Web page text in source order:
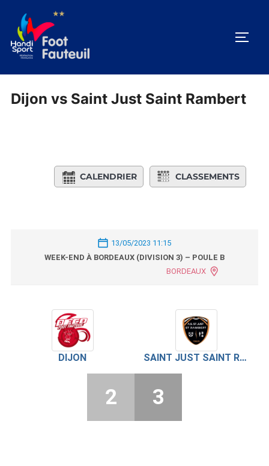
contenu
Dijon vs Saint Just Saint Rambert
CALENDRIER CLASSEMENTS
13/05/2023 11:15
WEEK-END À BORDEAUX (DIVISION 3) – POULE B
BORDEAUX
DIJON SAINT JUST SAINT RAMBERT
2 3